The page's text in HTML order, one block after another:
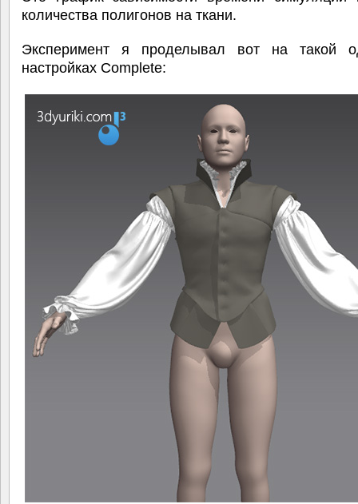
количества полигонов на ткани.
Эксперимент я проделывал вот на такой
настройках Complete: